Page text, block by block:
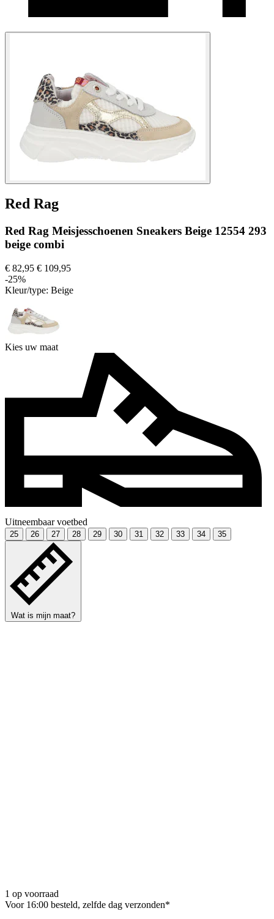
Red Rag
Red Rag Meisjesschoenen Sneakers Beige 12554 293
beige combi
€ 82,95 € 109,95
-25%
Kleur/type: Beige
Kies uw maat
Uitneembaar voetbed
25 26 27 28 29 30 31 32 33 34 35
Wat is mijn maat?
1 op voorraad
Voor 16:00 besteld, zelfde dag verzonden*